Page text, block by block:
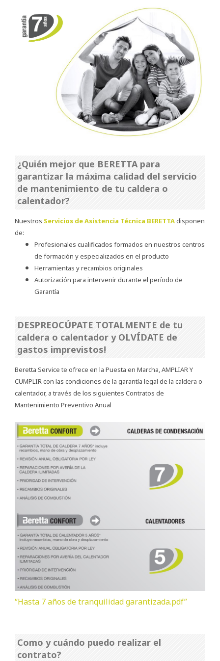
¿Quién mejor que BERETTA para
garantizar la máxima calidad del servicio
de mantenimiento de tu caldera o
calentador?
Nuestros Servicios de Asistencia Técnica BERETTAdisponen
de:
Profesionales cualificados formados en nuestros centros
de formación y especializados en el producto
Herramientas y recambios originales
Autorización para intervenir durante el período de
Garantía
DESPREOCÚPATE TOTALMENTE de tu
caldera o calentador y OLVÍDATE de
gastos imprevistos!
Beretta Service te ofrece en la Puesta en Marcha, AMPLIAR Y
CUMPLIR con las condiciones de la garantía legal de la caldera o
calentador, a través de los siguientes Contratos de
Mantenimiento Preventivo Anual
“Hasta 7 años de tranquilidad garantizada.pdf”
Como y cuándo puedo realizar el
contrato?